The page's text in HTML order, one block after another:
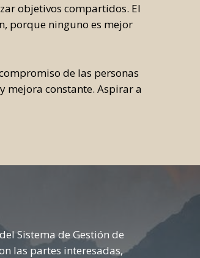
objetivos compartidos. El
porque ninguno es mejor
de las personas
mejora constante. Aspirar a
Sistema de Gestión de
las partes interesadas,